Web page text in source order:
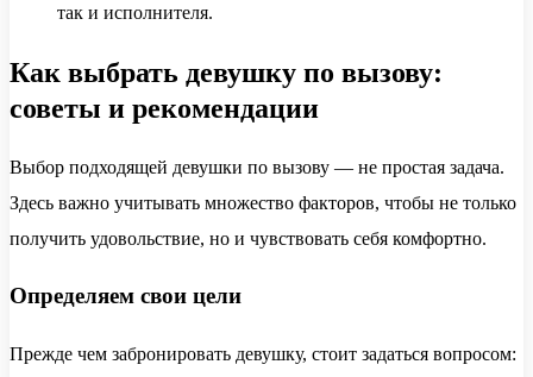
так и исполнителя.
Как выбрать девушку по вызову:
советы и рекомендации
Выбор подходящей девушки по вызову — не простая задача.
Здесь важно учитывать множество факторов, чтобы не только
получить удовольствие, но и чувствовать себя комфортно.
Определяем свои цели
Прежде чем забронировать девушку, стоит задаться вопросом: